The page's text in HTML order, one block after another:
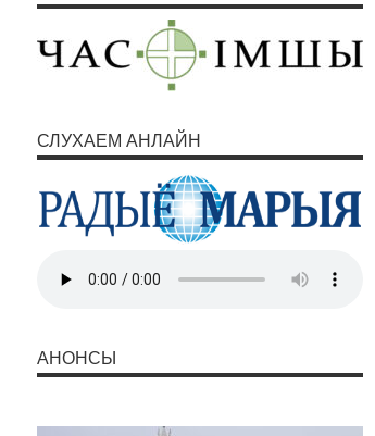
СЛУХАЕМ АНЛАЙН
АНОНСЫ